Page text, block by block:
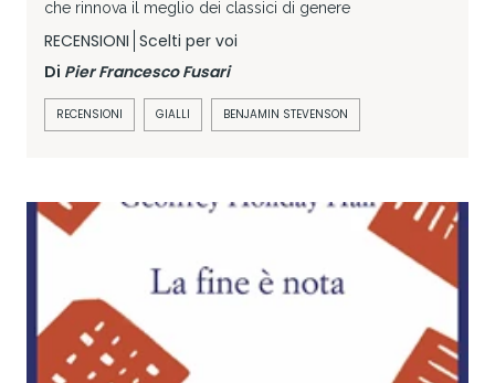
che rinnova il meglio dei classici di genere
RECENSIONI Scelti per voi
Di Pier Francesco Fusari
RECENSIONI GIALLI BENJAMIN STEVENSON